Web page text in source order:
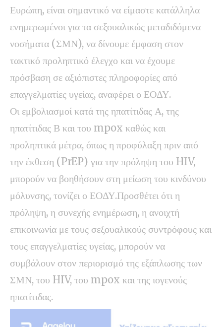
Ευρώπη, είναι σημαντικό να είμαστε κατάλληλα
ενημερωμένοι για τα σεξουαλικώς μεταδιδόμενα
νοσήματα (ΣΜΝ), να δίνουμε έμφαση στον
τακτικό προληπτικό έλεγχο και να έχουμε
πρόσβαση σε αξιόπιστες πληροφορίες από
επαγγελματίες υγείας, αναφέρει ο ΕΟΔΥ.
Οι εμβολιασμοί κατά της ηπατίτιδας Α, της
ηπατίτιδας Β και του mpox καθώς και
προληπτικά μέτρα, όπως η προφύλαξη πριν από
την έκθεση (PrEP) για την πρόληψη του HIV,
μπορούν να βοηθήσουν στη μείωση του κινδύνου
μόλυνσης, τονίζει ο ΕΟΔΥ.Προσθέτει ότι η
πρόληψη, η συνεχής ενημέρωση, η ανοιχτή
επικοινωνία με τους σεξουαλικούς συντρόφους και
τους επαγγελματίες υγείας, μπορούν να
συμβάλουν στον περιορισμό της εξάπλωσης των
ΣΜΝ, του HIV, του mpox και της ιογενούς
ηπατίτιδας.